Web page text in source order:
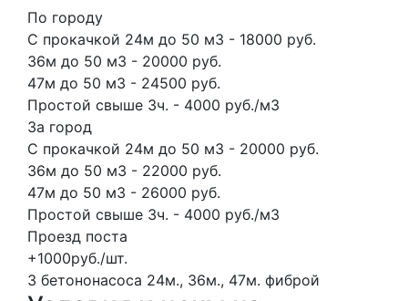
По городу
С прокачкой 24м до 50 м3 - 18000 руб.
36м до 50 м3 - 20000 руб.
47м до 50 м3 - 24500 руб.
Простой свыше 3ч. - 4000 руб./м3
За город
С прокачкой 24м до 50 м3 - 20000 руб.
36м до 50 м3 - 22000 руб.
47м до 50 м3 - 26000 руб.
Простой свыше 3ч. - 4000 руб./м3
Проезд поста
+1000руб./шт.
3 бетононасоса 24м., 36м., 47м. фиброй